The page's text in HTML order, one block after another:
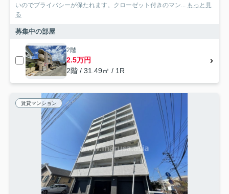
いのでプライバシーが保たれます。クローゼット付きのマン...
もっと見
る
募集中の部屋
2階
2.5万円
2階 / 31.49㎡ / 1R
賃貸マンション